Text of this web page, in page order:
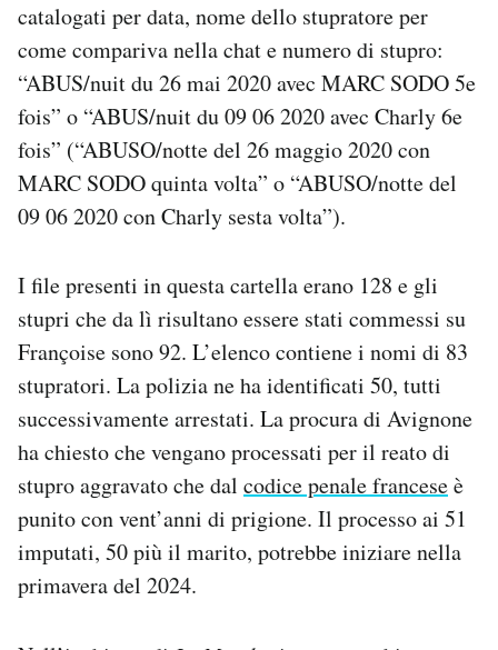
catalogati per data, nome dello stupratore per
come compariva nella chat e numero di stupro:
“ABUS/nuit du 26 mai 2020 avec MARC SODO 5e
fois” o “ABUS/nuit du 09 06 2020 avec Charly 6e
fois” (“ABUSO/notte del 26 maggio 2020 con
MARC SODO quinta volta” o “ABUSO/notte del
09 06 2020 con Charly sesta volta”).
I file presenti in questa cartella erano 128 e gli
stupri che da lì risultano essere stati commessi su
Françoise sono 92. L’elenco contiene i nomi di 83
stupratori. La polizia ne ha identificati 50, tutti
successivamente arrestati. La procura di Avignone
ha chiesto che vengano processati per il reato di
stupro aggravato che dal codice penale franceseè
punito con vent’anni di prigione. Il processo ai 51
imputati, 50 più il marito, potrebbe iniziare nella
primavera del 2024.